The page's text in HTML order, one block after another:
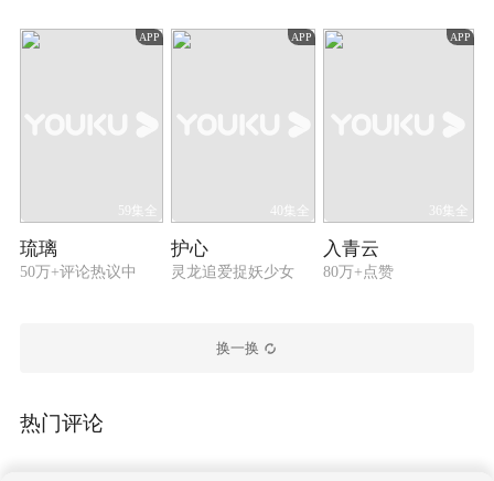
APP
59集全
琉璃
50万+评论热议中
APP
40集全
护心
灵龙追爱捉妖少女
APP
36集全
入青云
80万+点赞
换一换
热门评论